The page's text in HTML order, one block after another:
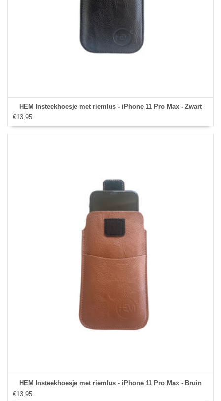
HEM Insteekhoesje met riemlus - iPhone 11 Pro Max - Zwart
€13,95
HEM Insteekhoesje met riemlus - iPhone 11 Pro Max - Bruin
€13,95